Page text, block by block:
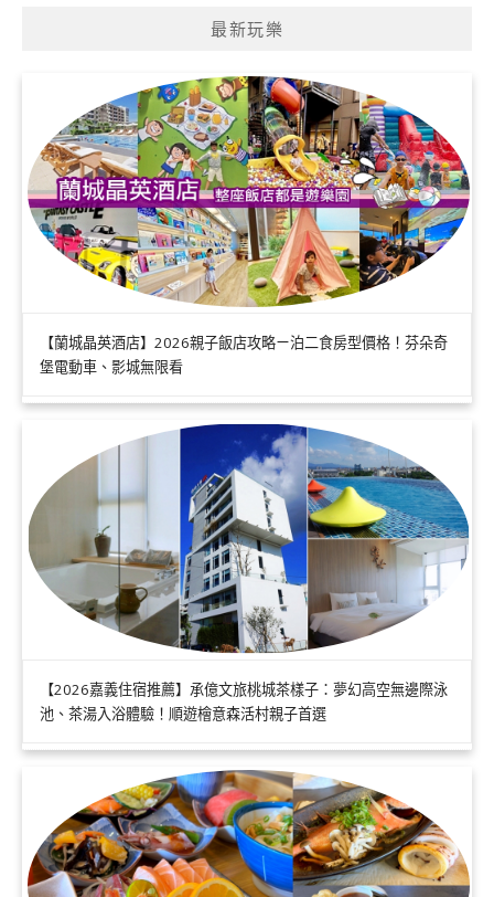
最新玩樂
【蘭城晶英酒店】2026親子飯店攻略ㄧ泊二食房型價格！芬朵奇
堡電動車、影城無限看
【2026嘉義住宿推薦】承億文旅桃城茶樣子：夢幻高空無邊際泳
池、茶湯入浴體驗！順遊檜意森活村親子首選